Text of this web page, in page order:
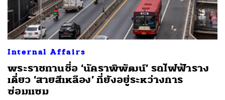
Internal Affairs
พระราชทานชื่อ ‘นัคราพิพัฒน์’ รถไฟฟ้าราง
เดี่ยว ‘สายสีเหลือง’ ที่ยังอยู่ระหว่างการ
ซ่อมแซม